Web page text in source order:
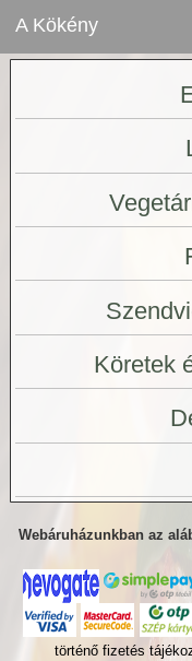
A Kökény
Köretek
Webáruházunkban az
történő fizetés